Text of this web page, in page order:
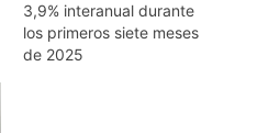
3,9% interanual durante
los primeros siete meses
de 2025